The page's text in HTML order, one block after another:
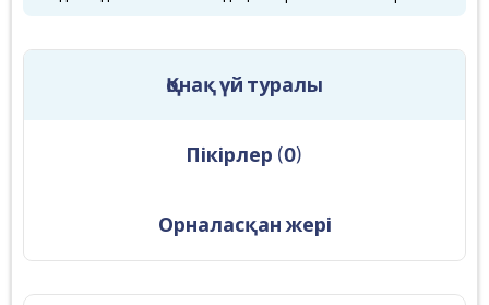
Қонақ үй туралы
Пікірлер (0)
Орналасқан жері